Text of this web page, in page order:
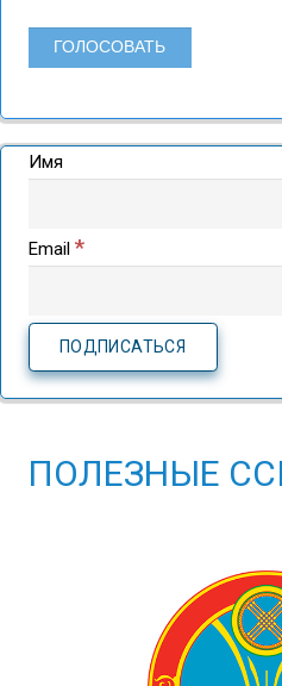
Имя
Email *
ПОЛЕЗНЫЕ